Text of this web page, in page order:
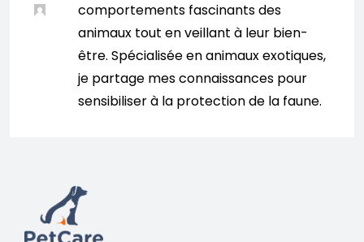
comportements fascinants des
animaux tout en veillant à leur bien-
être. Spécialisée en animaux exotiques,
je partage mes connaissances pour
sensibiliser à la protection de la faune.